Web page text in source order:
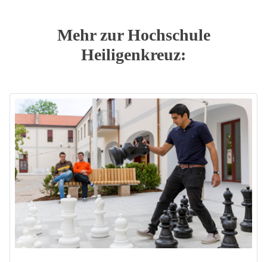
Mehr zur Hochschule
Heiligenkreuz: